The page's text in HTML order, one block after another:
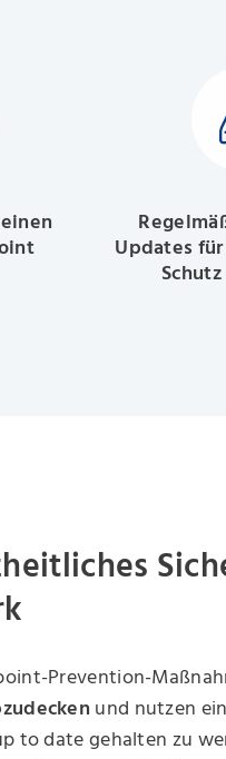
Updates
Prevention-
und nutzen ein
to date gehalten zu